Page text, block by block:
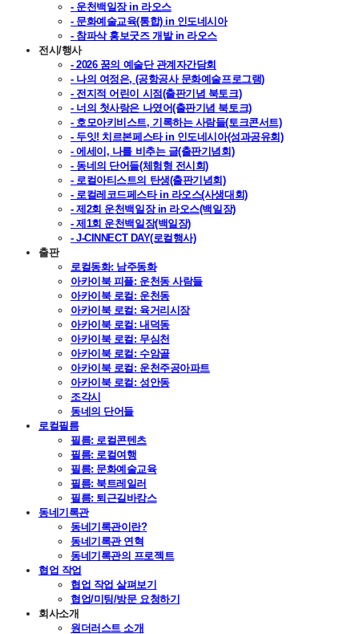
- 운천백일장 in 라오스
- 문화예술교육(통합) in 인도네시아
- 참파삭 홍보굿즈 개발 in 라오스
전시/행사
- 2026 꿈의 예술단 관계자간담회
- 나의 여정은, (공항공사 문화예술프로그램)
- 전지적 어린이 시점(출판기념 북토크)
- 너의 첫사랑은 나였어(출판기념 북토크)
- 호모아키비스트, 기록하는 사람들(토크콘서트)
- 두잇! 치르본페스타 in 인도네시아(성과공유회)
- 에세이, 나를 비추는 글(출판기념회)
- 동네의 단어들(체험형 전시회)
- 로컬아티스트의 탄생(출판기념회)
- 로컬레코드페스타 in 라오스(사생대회)
- 제2회 운천백일장 in 라오스(백일장)
- 제1회 운천백일장(백일장)
- J-CINNECT DAY(로컬행사)
출판
로컬동화: 남주동화
아카이북 피플: 운천동 사람들
아카이북 로컬: 운천동
아카이북 로컬: 육거리시장
아카이북 로컬: 내덕동
아카이북 로컬: 무심천
아카이북 로컬: 수암골
아카이북 로컬: 운천주공아파트
아카이북 로컬: 성안동
조각시
동네의 단어들
로컬필름
필름: 로컬콘텐츠
필름: 로컬여행
필름: 문화예술교육
필름: 북트레일러
필름: 퇴근길바캉스
동네기록관
동네기록관이란?
동네기록관 연혁
동네기록관의 프로젝트
협업 작업
협업 작업 살펴보기
협업/미팅/방문 요청하기
회사소개
원더러스트 소개